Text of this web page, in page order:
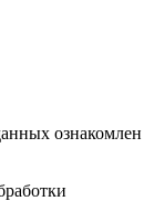
ознакомлен